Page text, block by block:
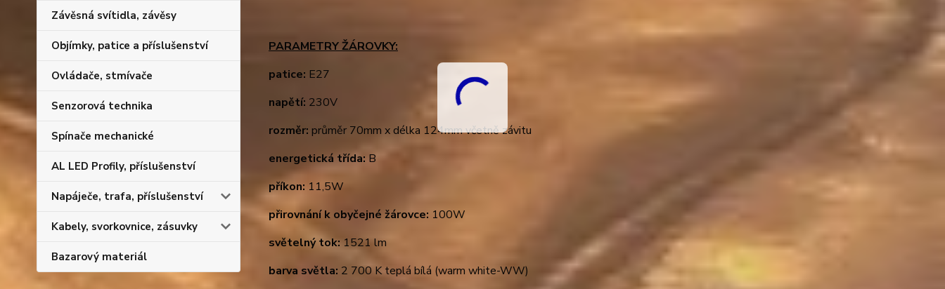
Závěsná svítidla, závěsy
Objímky, patice a příslušenství
Ovládače, stmívače
Senzorová technika
Spínače mechanické
AL LED Profily, příslušenství
Napáječe, trafa, příslušenství
Kabely, svorkovnice, zásuvky
Bazarový materiál
PARAMETRY ŽÁROVKY:
patice: E27
napětí: 230V
rozměr: průměr 70mm x délka 124mm včetně závitu
energetická třída: B
příkon: 11,5W
přirovnání k obyčejné žárovce: 100W
světelný tok: 1521 lm
barva světla: 2 700 K teplá bílá (warm white-WW)